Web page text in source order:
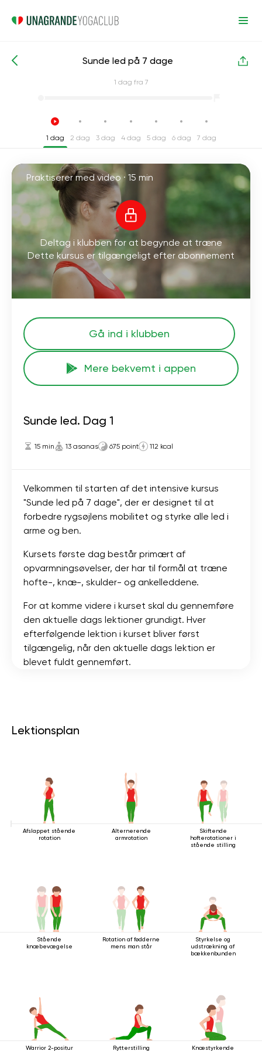
Intensive yogakurser Led
Sunde led på 7 dage
1 dag fra 7
1 dag 2 dag 3 dag 4 dag 5 dag 6 dag 7 dag
Praktiserer med video · 15 min
Deltag i klubben for at begynde at træne
Dette kursus er tilgængeligt efter abonnement
Gå ind i klubben
Mere bekvemt i appen
Sunde led. Dag 1
15 min 13 asanas 675 point 112 kcal
Velkommen til starten af ​​det intensive kursus
"Sunde led på 7 dage", der er designet til at
forbedre rygsøjlens mobilitet og styrke alle led i
arme og ben.
Kursets første dag består primært af
opvarmningsøvelser, der har til formål at træne
hofte-, knæ-, skulder- og ankelleddene.
For at komme videre i kurset skal du gennemføre
den aktuelle dags lektioner grundigt. Hver
efterfølgende lektion i kurset bliver først
tilgængelig, når den aktuelle dags lektion er
blevet fuldt gennemført.
Lektionsplan
Afslappet stående
rotation
Alternerende
armrotation
Skiftende
hofterotationer i
stående stilling
Stående
knæbevægelse
Rotation af fødderne
mens man står
Styrkelse og
udstrækning af
bækkenbunden
Warrior 2-positur Rytterstilling Knæstyrkende